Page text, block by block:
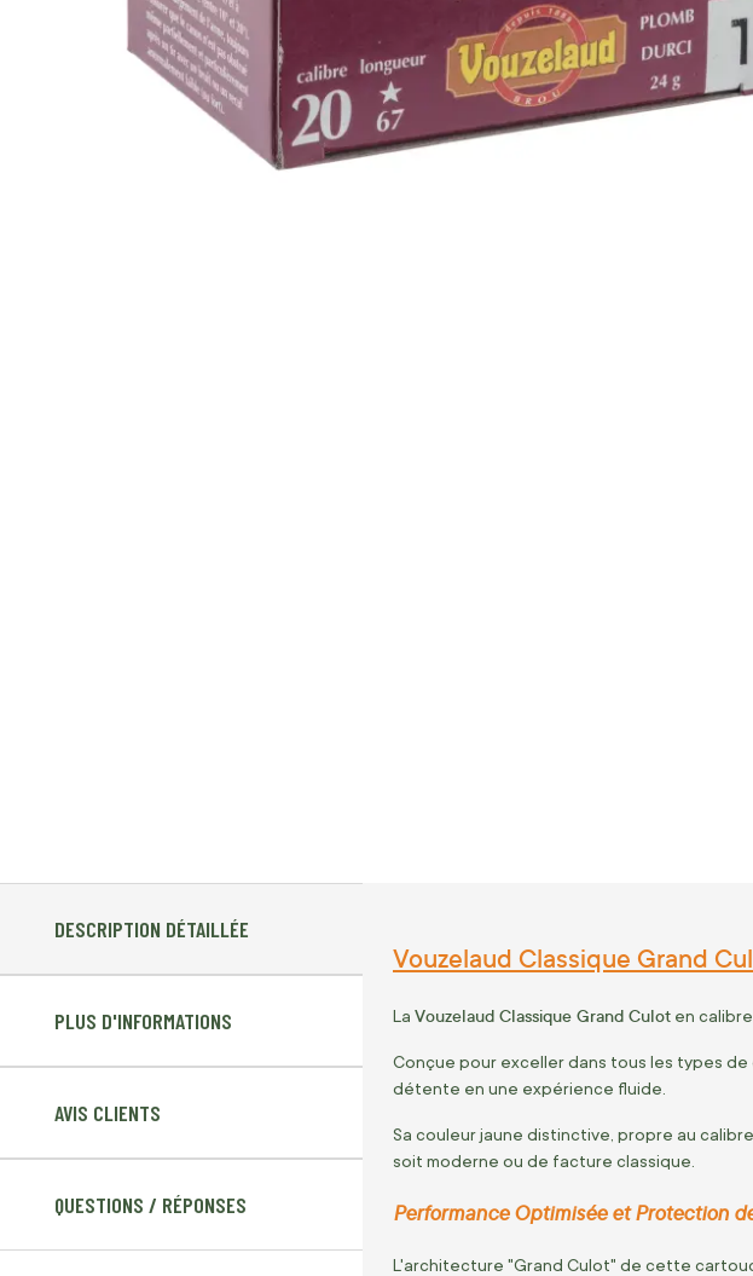
DESCRIPTION DÉTAILLÉE
PLUS D'INFORMATIONS
AVIS CLIENTS
QUESTIONS / RÉPONSES
Vouzelaud Classique Grand
La Vouzelaud Classique Grand Culot en
Conçue pour exceller dans tous les types
détente en une expérience fluide.
Sa couleur jaune distinctive, propre au
soit moderne ou de facture classique.
Performance Optimisée et Protection
L'architecture "Grand Culot" de cette